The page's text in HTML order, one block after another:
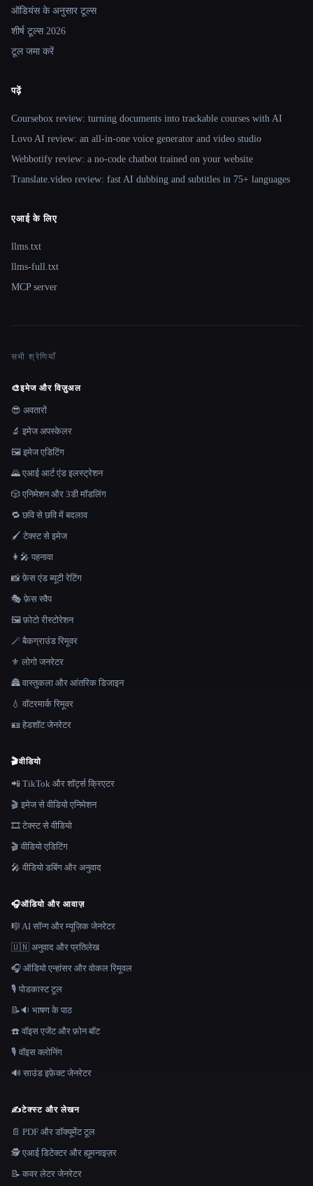
ऑडियंस के अनुसार टूल्स
शीर्ष टूल्स 2026
टूल जमा करें
पढ़ें
Coursebox review: turning documents into trackable courses with AI
Lovo AI review: an all-in-one voice generator and video studio
Webbotify review: a no-code chatbot trained on your website
Translate.video review: fast AI dubbing and subtitles in 75+ languages
एआई के लिए
llms.txt
llms-full.txt
MCP server
सभी श्रेणियाँ
🎨इमेज और विज़ुअल
😎 अवतारों
🔬 इमेज अपस्केलर
🖼️ इमेज एडिटिंग
🌄 एआई आर्ट एंड इलस्ट्रेशन
🎲 एनिमेशन और 3डी मॉडलिंग
🔁 छवि से छवि में बदलाव
🖌️ टेक्स्ट से इमेज
👩‍🎤 पहनावा
📸 फ़ेस एंड ब्यूटी रेटिंग
🎭 फ़ेस स्वैप
🖼️ फ़ोटो रीस्टोरेशन
🪄 बैकग्राउंड रिमूवर
⚜️ लोगो जनरेटर
🏯 वास्तुकला और आंतरिक डिजाइन
💧 वॉटरमार्क रिमूवर
🪪 हेडशॉट जेनरेटर
🎬वीडियो
📲 TikTok और शॉर्ट्स क्रिएटर
🎬 इमेज से वीडियो एनिमेशन
🎞️ टेक्स्ट से वीडियो
🎬 वीडियो एडिटिंग
🎤 वीडियो डबिंग और अनुवाद
🎧ऑडियो और आवाज़
🎼 AI सॉन्ग और म्यूज़िक जेनरेटर
🇺🇳 अनुवाद और प्रतिलेख
🎧 ऑडियो एन्हांसर और वोकल रिमूवल
🎙️ पोडकास्ट टूल
📝🔉 भाषण के पाठ
☎️ वॉइस एजेंट और फ़ोन बॉट
🎙️ वॉइस क्लोनिंग
🔊 साउंड इफ़ेक्ट जेनरेटर
✍️टेक्स्ट और लेखन
📄 PDF और डॉक्यूमेंट टूल
🕵️ एआई डिटेक्टर और ह्यूमनाइज़र
📝 कवर लेटर जेनरेटर